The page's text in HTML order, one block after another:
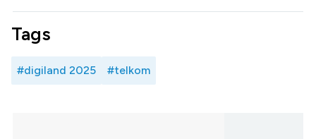
Tags
#digiland 2025 #telkom